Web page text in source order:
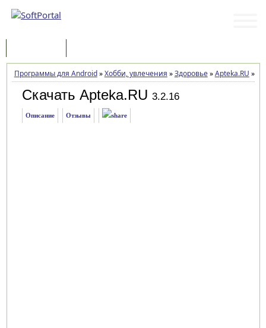
Программы для Android»Хобби, увлечения »Здоровье»Apteka.RU »
Скачать Apteka.RU 3.2.16
Описание Отзывы